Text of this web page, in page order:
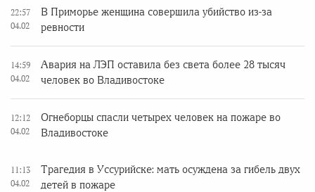
22:57
04.02
В Приморье женщина совершила убийство из-за
ревности
14:59
04.02
Авария на ЛЭП оставила без света более 28 тысяч
человек во Владивостоке
12:12
04.02
Огнеборцы спасли четырех человек на пожаре во
Владивостоке
11:13
04.02
Трагедия в Уссурийске: мать осуждена за гибель двух
детей в пожаре